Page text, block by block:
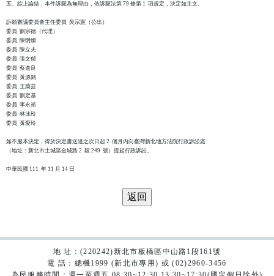
五、綜上論結，本件訴願為無理由，依訴願法第 79 條第 1  項規定，決定如主文。
訴願審議委員會主任委員  吳宗憲（公出）
委員  劉宗德（代理）
委員  陳明燦
委員  陳立夫
委員  張文郁
委員  蔡進良
委員  黃源銘
委員  王藹芸
委員  劉定基
委員  李永裕
委員  林泳玲
委員  黃愛玲
如不服本決定，得於決定書送達之次日起 2  個月內向臺灣新北地方法院行政訴訟庭
（地址：新北市土城區金城路 2  段 249  號）提起行政訴訟。
地 址：(220242)新北市板橋區中山路1段161號
電 話：總機1999 (新北市專用) 或 (02)2960-3456